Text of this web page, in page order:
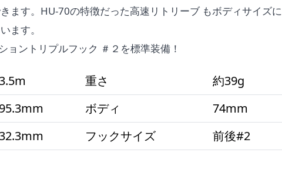
ます。HU-70の特徴だった高速リトリーブ もボディサイズに
ます。
ントリプルフック ＃２を標準装備！
重さ
約39g
95.3mm ボディ
74mm
フックサイズ 前後#2